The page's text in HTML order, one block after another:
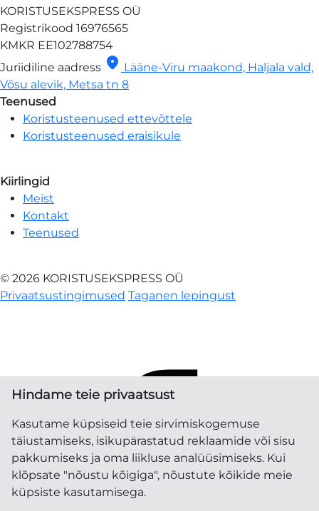
KORISTUSEKSPRESS OÜ
Registrikood 16976565
KMKR EE102788754
Juriidiline aadress location_on Lääne-Viru maakond, Haljala vald,
Võsu alevik, Metsa tn 8
Teenused
Koristusteenused ettevõttele
Koristusteenused eraisikule
Kiirlingid
Meist
Kontakt
Teenused
© 2026 KORISTUSEKSPRESS OÜ
Privaatsustingimused Taganen lepingust
Hindame teie privaatsust
Kasutame küpsiseid teie sirvimiskogemuse
täiustamiseks, isikupärastatud reklaamide või sisu
pakkumiseks ja oma liikluse analüüsimiseks. Kui
klõpsate "nõustu kõigiga", nõustute kõikide meie
küpsiste kasutamisega.